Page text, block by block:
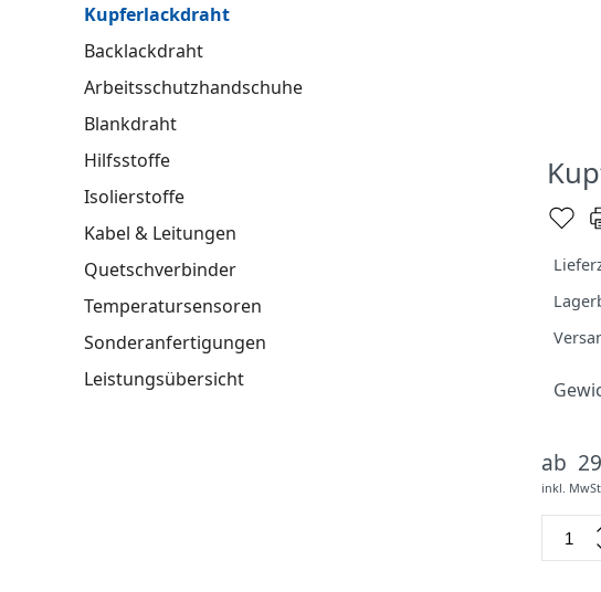
Kupferlackdraht
Backlackdraht
Arbeitsschutzhandschuhe
Blankdraht
Hilfsstoffe
Isolierstoffe
Kabel & Leitungen
Quetschverbinder
Temperatursensoren
Sonderanfertigungen
Leistungsübersicht
ab
inkl.